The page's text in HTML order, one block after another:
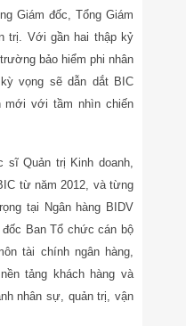
Giám đốc, Tổng Giám
trị. Với gần hai thập kỷ
bảo hiểm phi nhân
vọng sẽ dẫn dắt BIC
mới với tầm nhìn chiến
sĩ Quản trị Kinh doanh,
từ năm 2012, và từng
tại Ngân hàng BIDV
Ban Tổ chức cán bộ
tài chính ngân hàng,
tảng khách hàng và
nhân sự, quản trị, vận